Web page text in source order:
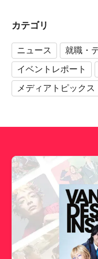
カテゴリ
ニュース
就職・
イベントレポート
メディアトピックス